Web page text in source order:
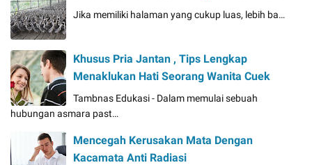
Jika memiliki halaman yang cukup luas, lebih ba…
Khusus Pria Jantan , Tips Lengkap
Menaklukan Hati Seorang Wanita Cuek
Tambnas Edukasi - Dalam memulai sebuah
hubungan asmara past…
Mencegah Kerusakan Mata Dengan
Kacamata Anti Radiasi